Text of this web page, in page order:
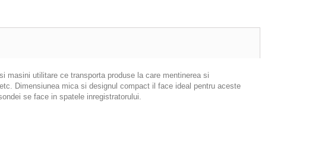
masini utilitare ce transporta produse la care mentinerea si
Dimensiunea mica si designul compact il face ideal pentru aceste
se face in spatele inregistratorului.